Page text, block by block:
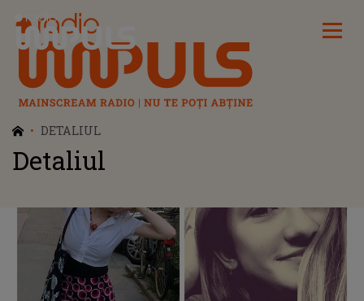
Radio Impuls
DETALIUL
Detaliul